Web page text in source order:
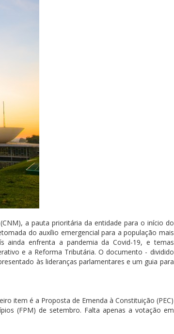
a pauta prioritária da entidade para o início do
do auxílio emergencial para a população mais
ainda enfrenta a pandemia da Covid-19, e temas
e a Reforma Tributária. O documento - dividido
às lideranças parlamentares e um guia para
item é a Proposta de Emenda à Constituição (PEC)
(FPM) de setembro. Falta apenas a votação em